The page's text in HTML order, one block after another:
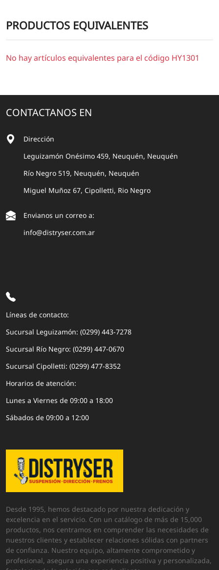
PRODUCTOS EQUIVALENTES
No hay artículos equivalentes para el código HY1301
CONTACTANOS EN
Dirección
Leguizamón Onésimo 459, Neuquén, Neuquén
Río Negro 519, Neuquén, Neuquén
Miguel Muñoz 67, Cipolletti, Rio Negro
Envianos un correo a:
info@distryser.com.ar
Líneas de contacto:
Sucursal Leguizamón: (0299) 443-7278
Sucursal Río Negro: (0299) 447-0670
Sucursal Cipolletti: (0299) 477-8352
Horarios de atención:
Lunes a Viernes de 09:00 a 18:00
Sábados de 09:00 a 12:00
Desde 1995, hemos destacado por nuestra dedicación y
excelencia en el servicio. Con un catálogo de más de 15,000
productos, nos centramos en comprender las necesidades de
nuestros clientes y establecer relaciones sólidas con partners
de confianza. Nuestro equipo, altamente comprometido y
profesional, asegura una experiencia positiva y personalizada,